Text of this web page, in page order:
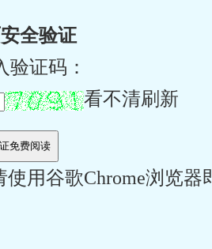
全验证
验证码：
看不清刷新
用谷歌Chrome浏览器